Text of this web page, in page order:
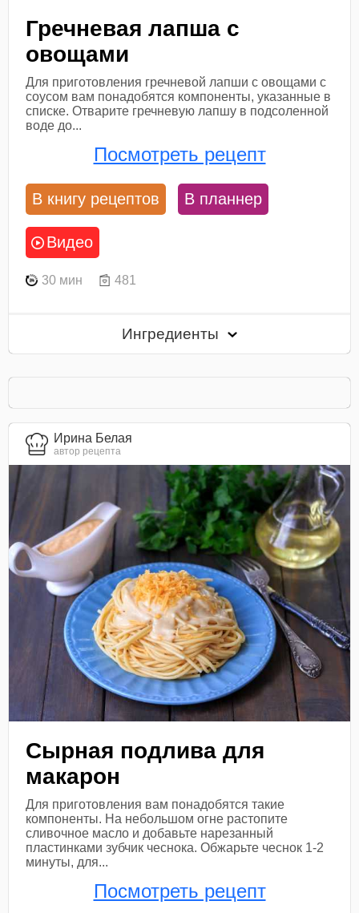
Гречневая лапша с
овощами
Для приготовления гречневой лапши с овощами с
соусом вам понадобятся компоненты, указанные в
списке. Отварите гречневую лапшу в подсоленной
воде до...
Посмотреть рецепт
В книгу рецептов В планнер
Видео
30 мин 481
Ингредиенты
Ирина Белая
автор рецепта
Сырная подлива для
макарон
Для приготовления вам понадобятся такие
компоненты. На небольшом огне растопите
сливочное масло и добавьте нарезанный
пластинками зубчик чеснока. Обжарьте чеснок 1-2
минуты, для...
Посмотреть рецепт